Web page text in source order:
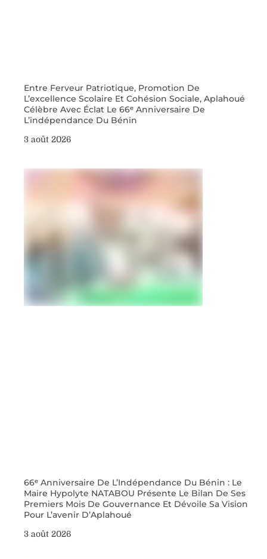
Entre Ferveur Patriotique, Promotion De
L’excellence Scolaire Et Cohésion Sociale, Aplahoué
Célèbre Avec Éclat Le 66ᵉ Anniversaire De
L’indépendance Du Bénin
3 août 2026
66ᵉ Anniversaire De L’Indépendance Du Bénin : Le
Maire Hypolyte NATABOU Présente Le Bilan De Ses
Premiers Mois De Gouvernance Et Dévoile Sa Vision
Pour L’avenir D’Aplahoué
3 août 2026